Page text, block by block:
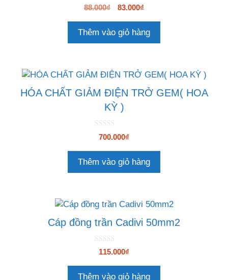
0
n
à
88.000₫
Giá
là:
88.000₫.
83.000₫
là:
Thêm vào giỏ hàng
HÓA CHẤT GIẢM ĐIỆN TRỞ GEM( HOA
KỲ )
à
700.000₫
Thêm vào giỏ hàng
Cáp đồng trần Cadivi 50mm2
à
115.000₫
Thêm vào giỏ hàng